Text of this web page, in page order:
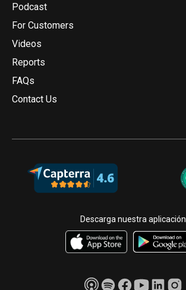
Podcast
For Customers
Videos
Reports
FAQs
Contact Us
Descarga nuestra aplicación